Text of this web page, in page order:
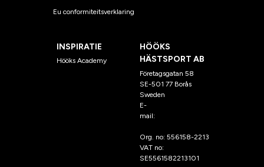
Eu conformiteitsverklaring
INSPIRATIE
Hööks Academy
HÖÖKS
HÄSTSPORT AB
Företagsgatan 58
SE-501 77 Borås
Sweden
E-
mail:
Org. no: 556158-2213
VAT no:
SE5561582213101